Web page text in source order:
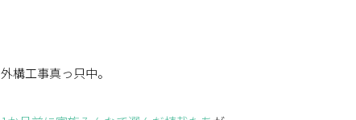
外構工事真っ只中。